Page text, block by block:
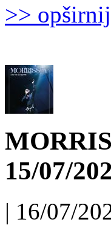
>>
15/07/
| 16/07/